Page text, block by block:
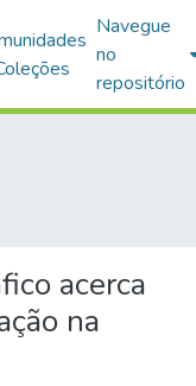
Navegue
no
repositório
acerca
na